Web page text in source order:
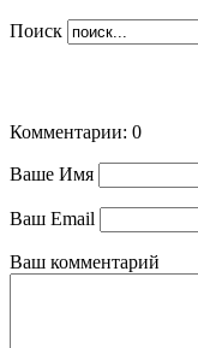
Поиск
Комментарии: 0
Ваше Имя
Ваш Email
Ваш комментарий